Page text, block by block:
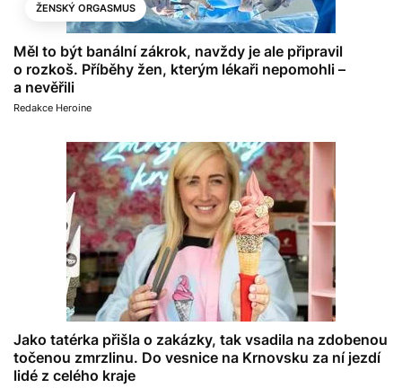
ŽENSKÝ ORGASMUS
Měl to být banální zákrok, navždy je ale připravil
o rozkoš. Příběhy žen, kterým lékaři nepomohli –
a nevěřili
Redakce Heroine
Jako tatérka přišla o zakázky, tak vsadila na zdobenou
točenou zmrzlinu. Do vesnice na Krnovsku za ní jezdí
lidé z celého kraje